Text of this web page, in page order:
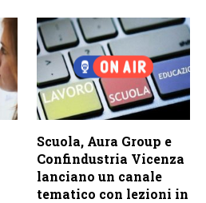
Scuola, Aura Group e
Confindustria Vicenza
lanciano un canale
tematico con lezioni in